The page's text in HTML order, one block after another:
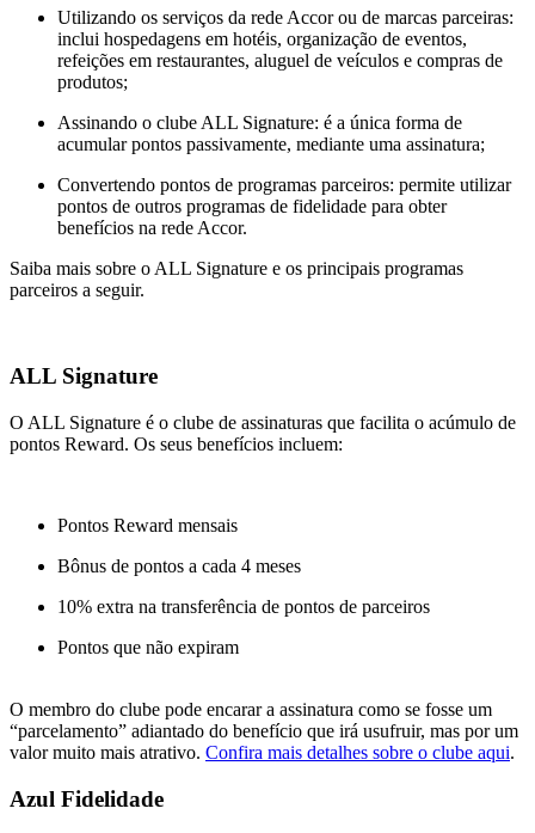
Utilizando os serviços da rede Accor ou de marcas parceiras:
inclui hospedagens em hotéis, organização de eventos,
refeições em restaurantes, aluguel de veículos e compras de
produtos;
Assinando o clube ALL Signature: é a única forma de
acumular pontos passivamente, mediante uma assinatura;
Convertendo pontos de programas parceiros: permite utilizar
pontos de outros programas de fidelidade para obter
benefícios na rede Accor.
Saiba mais sobre o ALL Signature e os principais programas
parceiros a seguir.
ALL Signature
O ALL Signature é o clube de assinaturas que facilita o acúmulo de
pontos Reward. Os seus benefícios incluem:
Pontos Reward mensais
Bônus de pontos a cada 4 meses
10% extra na transferência de pontos de parceiros
Pontos que não expiram
O membro do clube pode encarar a assinatura como se fosse um
“parcelamento” adiantado do benefício que irá usufruir, mas por um
valor muito mais atrativo. Confira mais detalhes sobre o clube aqui.
Azul Fidelidade